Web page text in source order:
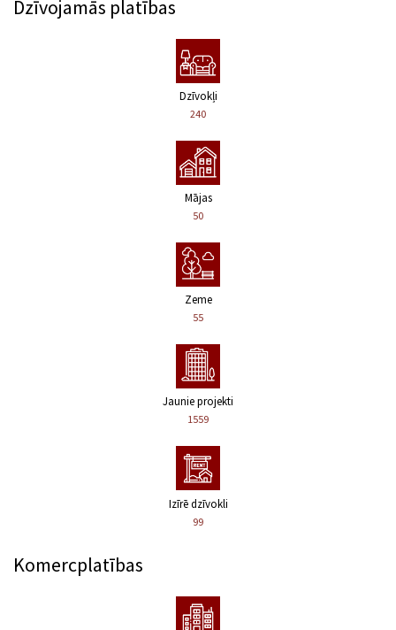
Dzīvojamās platības
Dzīvokļi
240
Mājas
50
Zeme
55
Jaunie projekti
1559
Izīrē dzīvokli
99
Komercplatības